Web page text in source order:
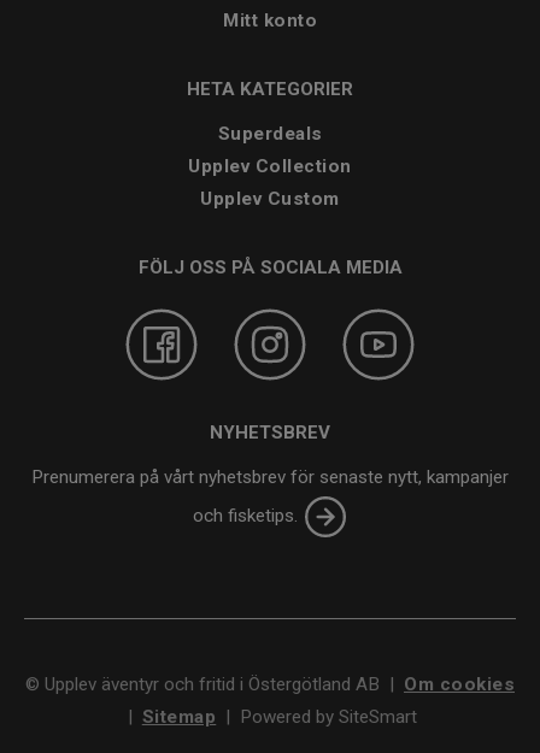
Mitt konto
HETA KATEGORIER
Superdeals
Upplev Collection
Upplev Custom
FÖLJ OSS PÅ SOCIALA MEDIA
NYHETSBREV
Prenumerera på vårt nyhetsbrev för senaste nytt, kampanjer
och fisketips.
© Upplev äventyr och fritid i Östergötland AB | Om cookies
| Sitemap | Powered by SiteSmart